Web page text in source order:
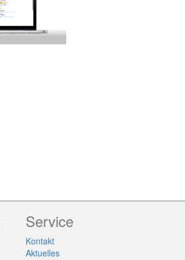
Service
Kontakt
Aktuelles